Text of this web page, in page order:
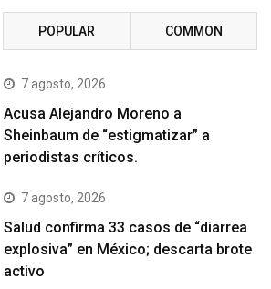
POPULAR COMMON
7 agosto, 2026
Acusa Alejandro Moreno a
Sheinbaum de “estigmatizar” a
periodistas críticos.
7 agosto, 2026
Salud confirma 33 casos de “diarrea
explosiva” en México; descarta brote
activo